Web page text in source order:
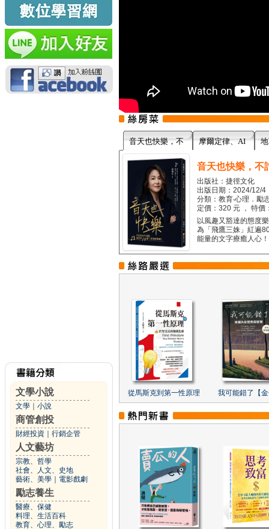
文學小說
文學 小說
商管創投
財經投資 行銷企管
人文藝坊
宗教、哲學
社會、人文、史地
藝術、美學
電影戲劇
勵志養生
醫療、保健
料理、生活百科
教育、心理、勵志
音天也快樂，不 摩爾定律、AI
音天也快樂，不
出版社：捷徑文化
出版日期：2024/12/4
分類：教育‧心理．勵
定價：320 元 ， 特價
以風趣又豁達的態度
為「飛鷹三姝」紅遍
能量的文字療癒人心
從馬斯克到第一性原理 我可能錯了【